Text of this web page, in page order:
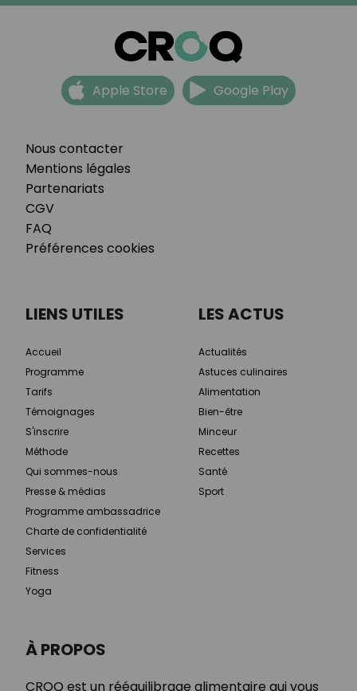
Nous contacter
Mentions légales
Partenariats
CGV
FAQ
Préférences cookies
Apple Store Google Play
À PROPOS
CROQ est un rééquilibrage alimentaire qui vous
LIENS UTILES
Accueil
Programme
Tarifs
Témoignages
S'inscrire
Méthode
Qui sommes-nous
Presse & médias
Programme ambassadrice
Charte de confidentialité
Services
Fitness
Yoga
LES ACTUS
Actualités
Astuces culinaires
Alimentation
Bien-être
Minceur
Recettes
Santé
Sport